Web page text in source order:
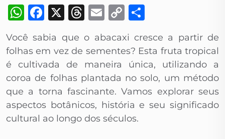
WhatsApp
Facebook
X Threads
Email
Copy
Link
Você sabia que o abacaxi cresce a partir de
folhas em vez de sementes? Esta fruta tropical
é cultivada de maneira única, utilizando a
coroa de folhas plantada no solo, um método
que a torna fascinante. Vamos explorar seus
aspectos botânicos, história e seu significado
cultural ao longo dos séculos.